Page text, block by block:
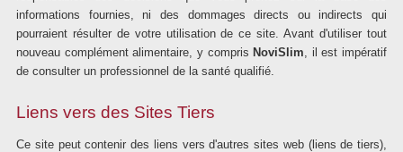
informations fournies, ni des dommages directs ou indirects qui
pourraient résulter de votre utilisation de ce site. Avant d'utiliser tout
nouveau complément alimentaire, y compris NoviSlim, il est impératif
de consulter un professionnel de la santé qualifié.
Liens vers des Sites Tiers
Ce site peut contenir des liens vers d'autres sites web (liens de tiers),